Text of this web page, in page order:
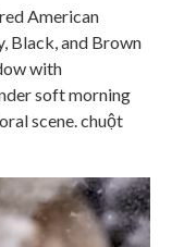
American
Black, and Brown
with
soft morning
scene. chuột